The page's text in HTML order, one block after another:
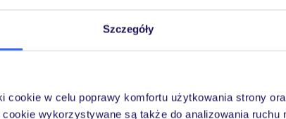
Szczegóły
cookie w celu poprawy komfortu użytkowania strony
wykorzystywane są także do analizowania ruchu